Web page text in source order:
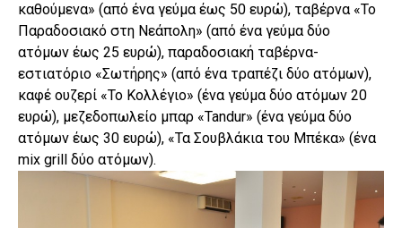
καθούμενα» (από ένα γεύμα έως 50 ευρώ), ταβέρνα «Το
Παραδοσιακό στη Νεάπολη» (από ένα γεύμα δύο
ατόμων έως 25 ευρώ), παραδοσιακή ταβέρνα-
εστιατόριο «Σωτήρης» (από ένα τραπέζι δύο ατόμων),
καφέ ουζερί «Το Κολλέγιο» (ένα γεύμα δύο ατόμων 20
ευρώ), μεζεδοπωλείο μπαρ «Tandur» (ένα γεύμα δύο
ατόμων έως 30 ευρώ), «Τα Σουβλάκια του Μπέκα» (ένα
mix grill δύο ατόμων).